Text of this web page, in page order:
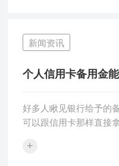
新闻资讯
个人信用卡备用金
好多人瞅见银行给予的
可以跟信用卡那样直接
+